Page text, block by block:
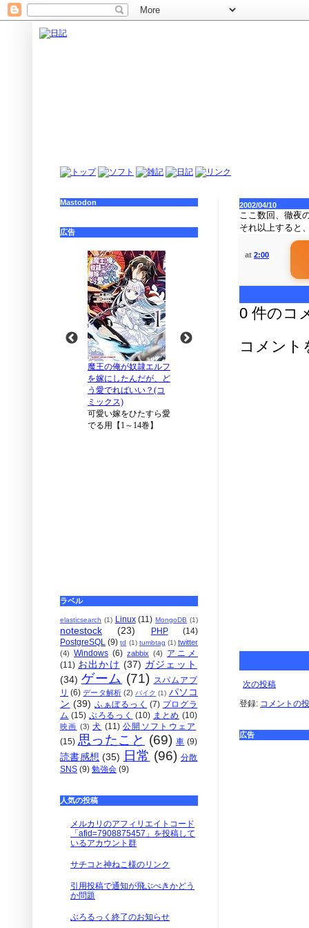
2002/04/10
ここ数回、徹夜
それ以上すると
at 2:00
0 件のコ
コメント
次の投稿
登録: コメントの
広告
Mastodon
広告
ラベル
elasticsearch (1) Linux (11) MongoDB (1)
notestock (23) PHP
(14)
PostgreSQL (9) td (1) tumbtag (1) twitter
(4) Windows (6) zabbix (4)
アニメ
(11) お出かけ (37) ガジェット
(34) ゲーム (71) スパムアプ
リ (6) データ解析 (2) バイク (1) パソコ
ン (39) ふぁぼるっく (7) プログラ
ム (15) ぶろるっく (10) まとめ (10)
映画 (3) 犬 (11) 公開ソフトウェア
(15) 思ったこと (69) 車 (9)
読書感想 (35) 日常 (96) 分散
SNS (9) 勉強会 (9)
人気の投稿
メルカリのアフィリエイトコード
「afid=7908875457」を投稿して
いるアカウント群
サチコと神ねこ様のリンク
引用投稿で通知が飛ぶべきかどう
か問題
ぶろるっく終了のお知らせ